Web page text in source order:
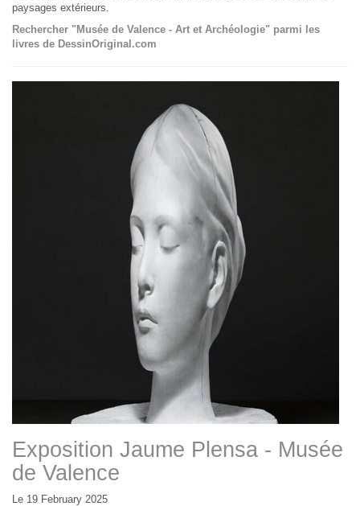
paysages extérieurs.
Rechercher "Musée de Valence - Art et Archéologie" parmi les
livres de DessinOriginal.com
Exposition Jaume Plensa - Musée
de Valence
Le 19 February 2025